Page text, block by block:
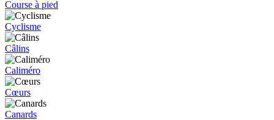
Course à pied
Cyclisme
Câlins
Caliméro
Cœurs
Canards